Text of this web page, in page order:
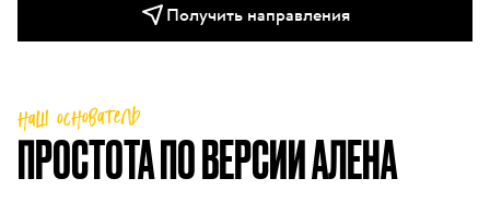
Получить направления
ПРОСТОТА ПО ВЕРСИИ АЛЕНА
наш основатель